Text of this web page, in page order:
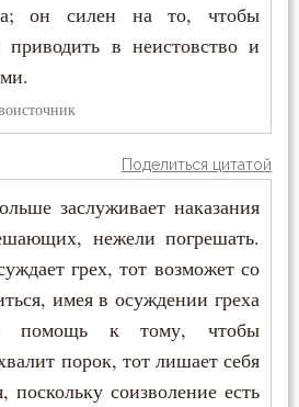
он силен на то, чтобы
в неистовство и
Поделиться цитатой
заслуживает наказания
нежели погрешать.
грех, тот возможет со
имея в осуждении греха
помощь к тому, чтобы
порок, тот лишает себя
соизволение есть